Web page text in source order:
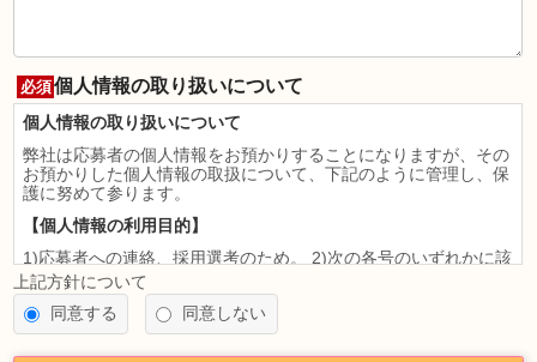
必須個人情報の取り扱いについて
個人情報の取り扱いについて
弊社は応募者の個人情報をお預かりすることになりますが、その
お預かりした個人情報の取扱について、下記のように管理し、保
護に努めて参ります。
【個人情報の利用目的】
1)応募者への連絡、採用選考のため。 2)次の各号のいずれかに該
当すると認められる場合には、利用目的の達成に必要な範囲を超
えて個人情報を利用することがあります。
法令に基づく場合
上記方針について
同意する
同意しない